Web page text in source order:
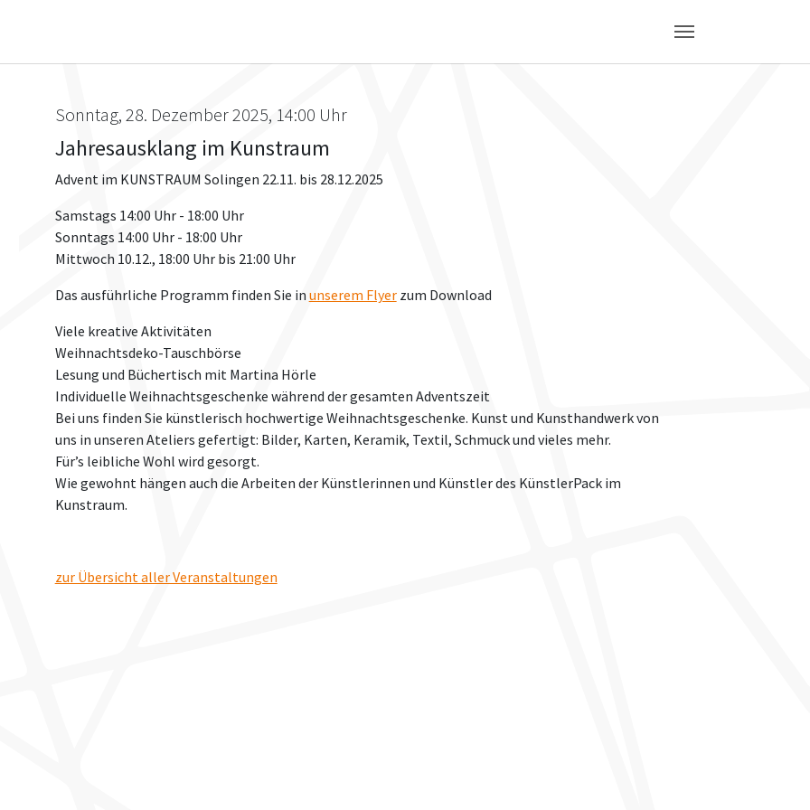
Sonntag, 28. Dezember 2025, 14:00 Uhr
Jahresausklang im Kunstraum
Advent im KUNSTRAUM Solingen 22.11. bis 28.12.2025
Samstags 14:00 Uhr - 18:00 Uhr
Sonntags 14:00 Uhr - 18:00 Uhr
Mittwoch 10.12., 18:00 Uhr bis 21:00 Uhr
Das ausführliche Programm finden Sie in unserem Flyerzum Download
Viele kreative Aktivitäten
Weihnachtsdeko-Tauschbörse
Lesung und Büchertisch mit Martina Hörle
Individuelle Weihnachtsgeschenke während der gesamten Adventszeit
Bei uns finden Sie künstlerisch hochwertige Weihnachtsgeschenke. Kunst und Kunsthandwerk von
uns in unseren Ateliers gefertigt: Bilder, Karten, Keramik, Textil, Schmuck und vieles mehr.
Für’s leibliche Wohl wird gesorgt.
Wie gewohnt hängen auch die Arbeiten der Künstlerinnen und Künstler des KünstlerPack im
Kunstraum.
zur Übersicht aller Veranstaltungen